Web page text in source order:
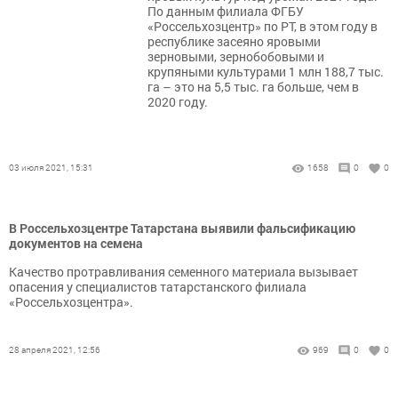
По данным филиала ФГБУ
«Россельхозцентр» по РТ, в этом году в
республике засеяно яровыми
зерновыми, зернобобовыми и
крупяными культурами 1 млн 188,7 тыс.
га – это на 5,5 тыс. га больше, чем в
2020 году.
03 июля 2021, 15:31 1658 0 0
В Россельхозцентре Татарстана выявили фальсификацию
документов на семена
Качество протравливания семенного материала вызывает
опасения у специалистов татарстанского филиала
«Россельхозцентра».
28 апреля 2021, 12:56 969 0 0